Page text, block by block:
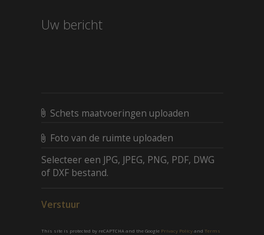
Schets maatvoeringen uploaden
Foto van de ruimte uploaden
Selecteer een JPG, JPEG, PNG, PDF, DWG
of DXF bestand.
Verstuur
This site is protected by reCAPTCHA and the Google Privacy Policyand Terms